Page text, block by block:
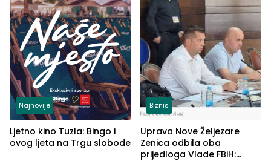
Najnovije
Ljetno kino Tuzla: Bingo i
ovog ljeta na Trgu slobode
Biznis
Uprava Nove Željezare
Zenica odbila oba
prijedloga Vlade FBiH: